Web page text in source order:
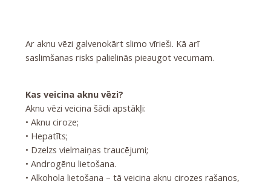
Ar aknu vēzi galvenokārt slimo vīrieši. Kā arī
saslimšanas risks palielinās pieaugot vecumam.
Kas veicina aknu vēzi?
Aknu vēzi veicina šādi apstākļi:
• Aknu ciroze;
• Hepatīts;
• Dzelzs vielmaiņas traucējumi;
• Androgēnu lietošana.
• Alkohola lietošana – tā veicina aknu cirozes rašanos,